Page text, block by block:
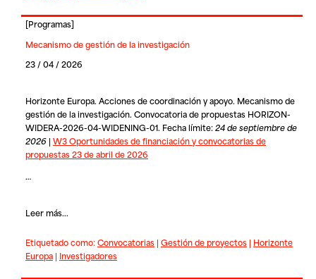
[Programas]
Mecanismo de gestión de la investigación
23 / 04 / 2026
Horizonte Europa. Acciones de coordinación y apoyo. Mecanismo de
gestión de la investigación. Convocatoria de propuestas HORIZON-
WIDERA-2026-04-WIDENING-01. Fecha límite:24 de septiembre de
2026| W3 Oportunidades de financiación y convocatorias de
propuestas 23 de abril de 2026
…
Leer más...
Etiquetado como:Convocatorias| Gestión de proyectos| Horizonte
Europa| Investigadores